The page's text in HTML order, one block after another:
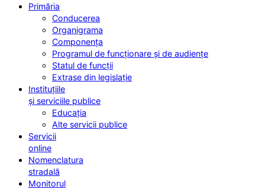
Primăria
Conducerea
Organigrama
Componența
Programul de funcționare și de audiențe
Statul de funcții
Extrase din legislație
Instituțiile
și serviciile publice
Educația
Alte servicii publice
Servicii
online
Nomenclatura
stradală
Monitorul